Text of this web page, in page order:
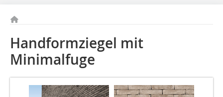
Handformziegel mit
Minimalfuge